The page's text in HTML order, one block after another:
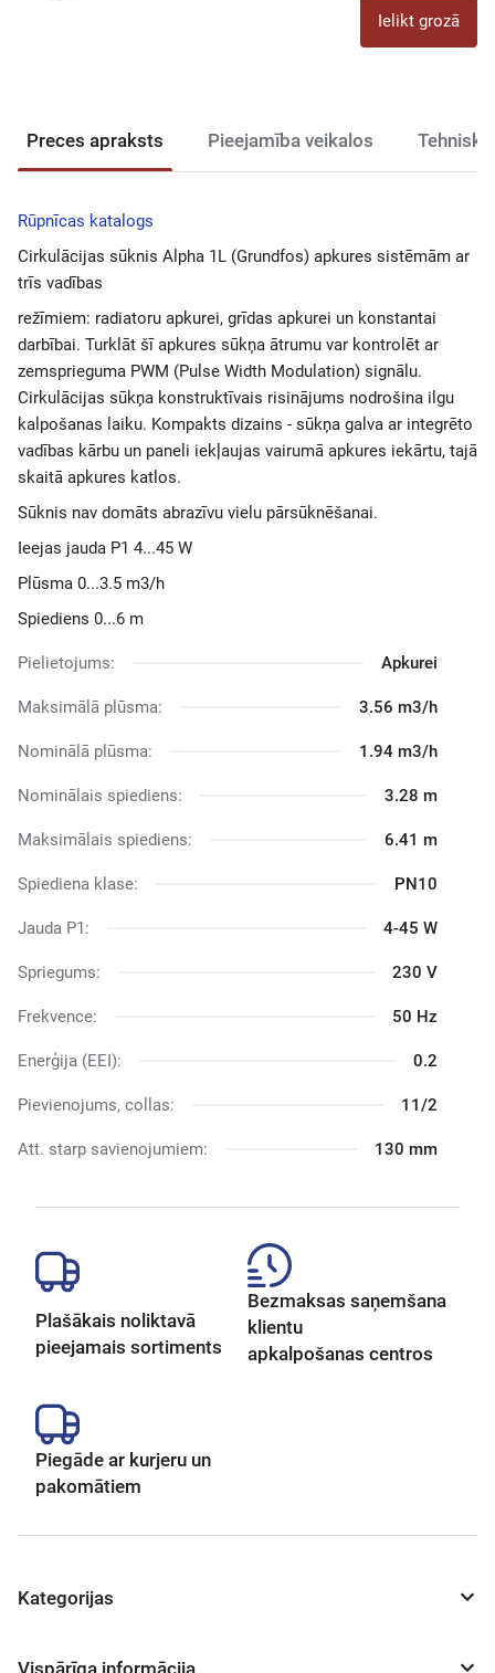
Preces apraksts Pieejamība veikalos
Rūpnīcas katalogs
Cirkulācijas sūknis Alpha 1L (Grundfos) apkures sistēmām ar
trīs vadības
režīmiem: radiatoru apkurei, grīdas apkurei un konstantai
darbībai. Turklāt šī apkures sūkņa ātrumu var kontrolēt ar
zemsprieguma PWM (Pulse Width Modulation) signālu.
Cirkulācijas sūkņa konstruktīvais risinājums nodrošina ilgu
kalpošanas laiku. Kompakts dizains - sūkņa galva ar integrēto
vadības kārbu un paneli iekļaujas vairumā apkures iekārtu, tajā
skaitā apkures katlos.
Sūknis nav domāts abrazīvu vielu pārsūknēšanai.
Ieejas jauda P1 4...45 W
Plūsma 0...3.5 m3/h
Spiediens 0...6 m
Pielietojums: Apkurei
Maksimālā plūsma: 3.56 m3/h
Nominālā plūsma: 1.94 m3/h
Nominālais spiediens: 3.28 m
Maksimālais spiediens: 6.41 m
Spiediena klase: PN10
Jauda P1: 4-45 W
Spriegums: 230 V
Frekvence: 50 Hz
Enerģija (EEI): 0.2
Pievienojums, collas: 11/2
Att. starp savienojumiem: 130 mm
Ielikt grozā
Plašākais noliktavā
pieejamais sortiments
Bezmaksas saņemšana
klientu
apkalpošanas centros
Piegāde ar kurjeru un
pakomātiem
Kategorijas